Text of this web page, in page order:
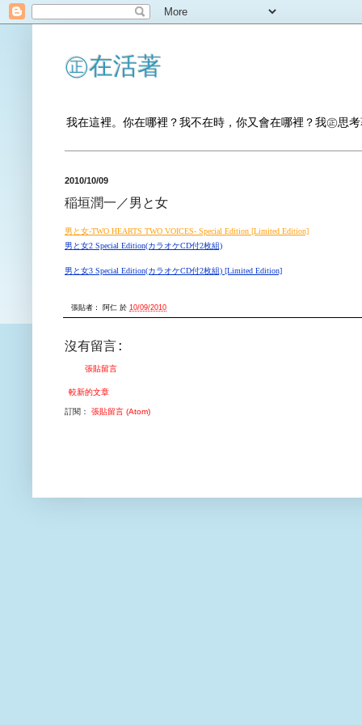
㊣在活著
我在這裡。你在哪裡？我不在時，你又會在哪裡？我㊣思
2010/10/09
稲垣潤一／男と女
男と女-TWO HEARTS TWO VOICES- Special Edition [Limited Edition]
男と女2 Special Edition(カラオケCD付2枚組)
男と女3 Special Edition(カラオケCD付2枚組) [Limited Edition]
張貼者： 阿仁 於 10/09/2010
沒有留言:
張貼留言
較新的文章
訂閱： 張貼留言 (Atom)